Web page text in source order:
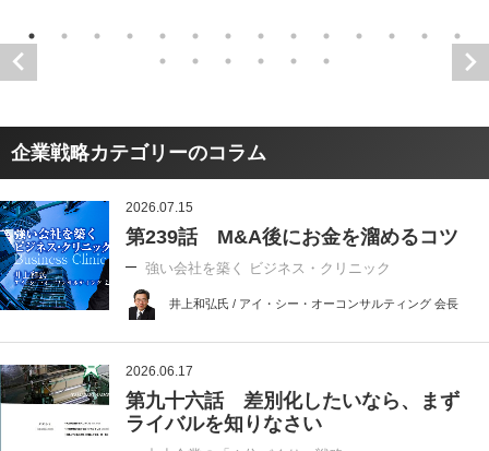
企業戦略カテゴリーのコラム
2026.07.15
第239話 M&A後にお金を溜めるコツ
強い会社を築く ビジネス・クリニック
井上和弘氏 / アイ・シー・オーコンサルティング 会長
2026.06.17
第九十六話 差別化したいなら、まず
ライバルを知りなさい